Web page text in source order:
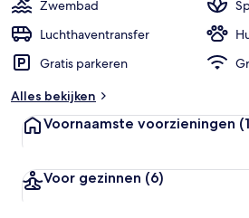
Zwembad
Luchthaventransfer
Gratis parkeren
Alles bekijken
Voornaamste voorzieningen
Voor gezinnen (6)